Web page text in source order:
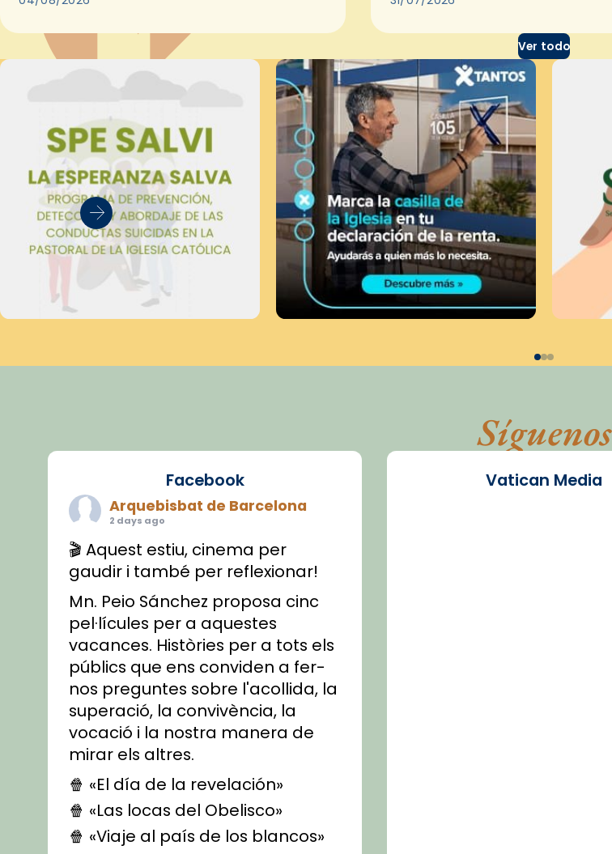
Ver todo
Síguenos
Facebook
Arquebisbat de Barcelona
2 days ago
🎬 Aquest estiu, cinema per
gaudir i també per reflexionar!
Mn. Peio Sánchez proposa cinc
pel·lícules per a aquestes
vacances. Històries per a tots els
públics que ens conviden a fer-
nos preguntes sobre l'acollida, la
superació, la convivència, la
vocació i la nostra manera de
mirar els altres.
🍿 «El día de la revelación»
🍿 «Las locas del Obelisco»
🍿 «Viaje al país de los blancos»
Vatican Media